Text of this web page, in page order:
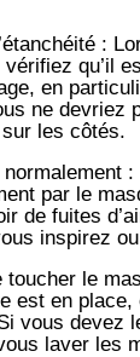
:
vérifiez qu’il
en
ne devriez
sur les côtés.
:
par le
de fuites
inspirez
toucher le
est en
vous devez
laver les